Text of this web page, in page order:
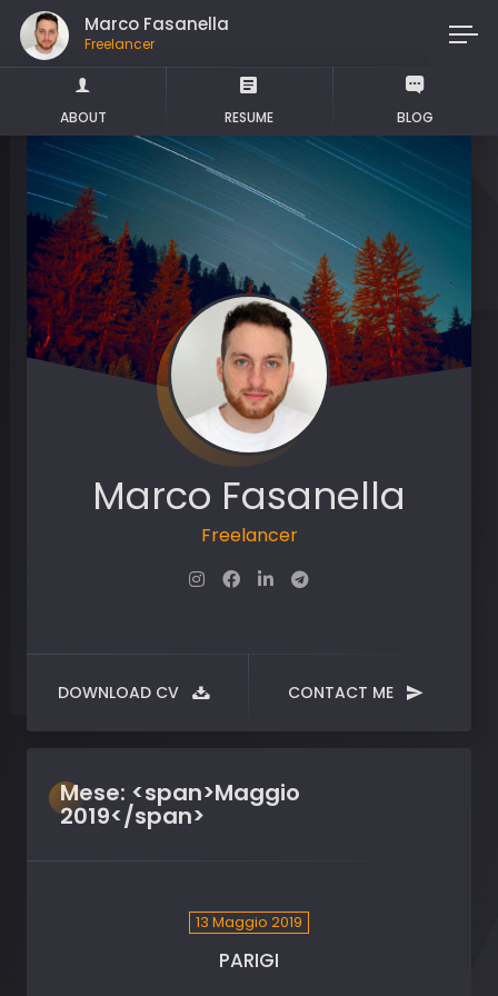
Marco Fasanella
Freelancer
ABOUT RESUME BLOG
Marco Fasanella
Freelancer
DOWNLOAD CV CONTACT ME
Mese: <span>Maggio
2019</span>
13 Maggio 2019
PARIGI